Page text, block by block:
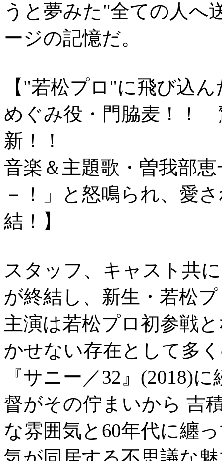
うと夢みた"全ての人へ
ージの記憶だ。
【"若松プロ"に飛び込
めぐみ役・門脇麦！！
新！！
音楽＆主題歌・曽我部
－！」と怒鳴られ、愛
結！】
スタッフ、キャスト共
が終結し、新生・若松
主演は若松プロ初参戦
かせない存在として多
『サニー／32』(2018)
督がその佇まいから 吉
な雰囲気と60年代に纏